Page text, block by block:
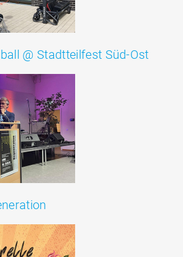
@ Stadtteilfest Süd-Ost